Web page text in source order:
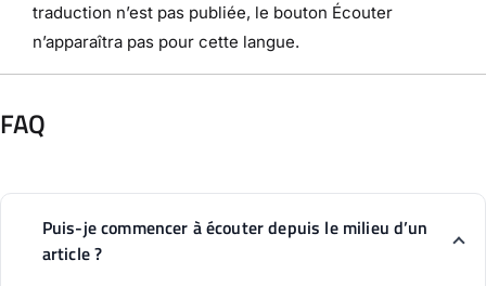
traduction n’est pas publiée, le bouton Écouter
n’apparaîtra pas pour cette langue.
FAQ
Puis-je commencer à écouter depuis le milieu d’un
article ?